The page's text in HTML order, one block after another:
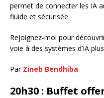
permet de connecter les IA
fluide et sécurisée.
Rejoignez-moi pour
voie à des systèmes d’IA
Par Zineb Bendhiba
20h30 : Buffet